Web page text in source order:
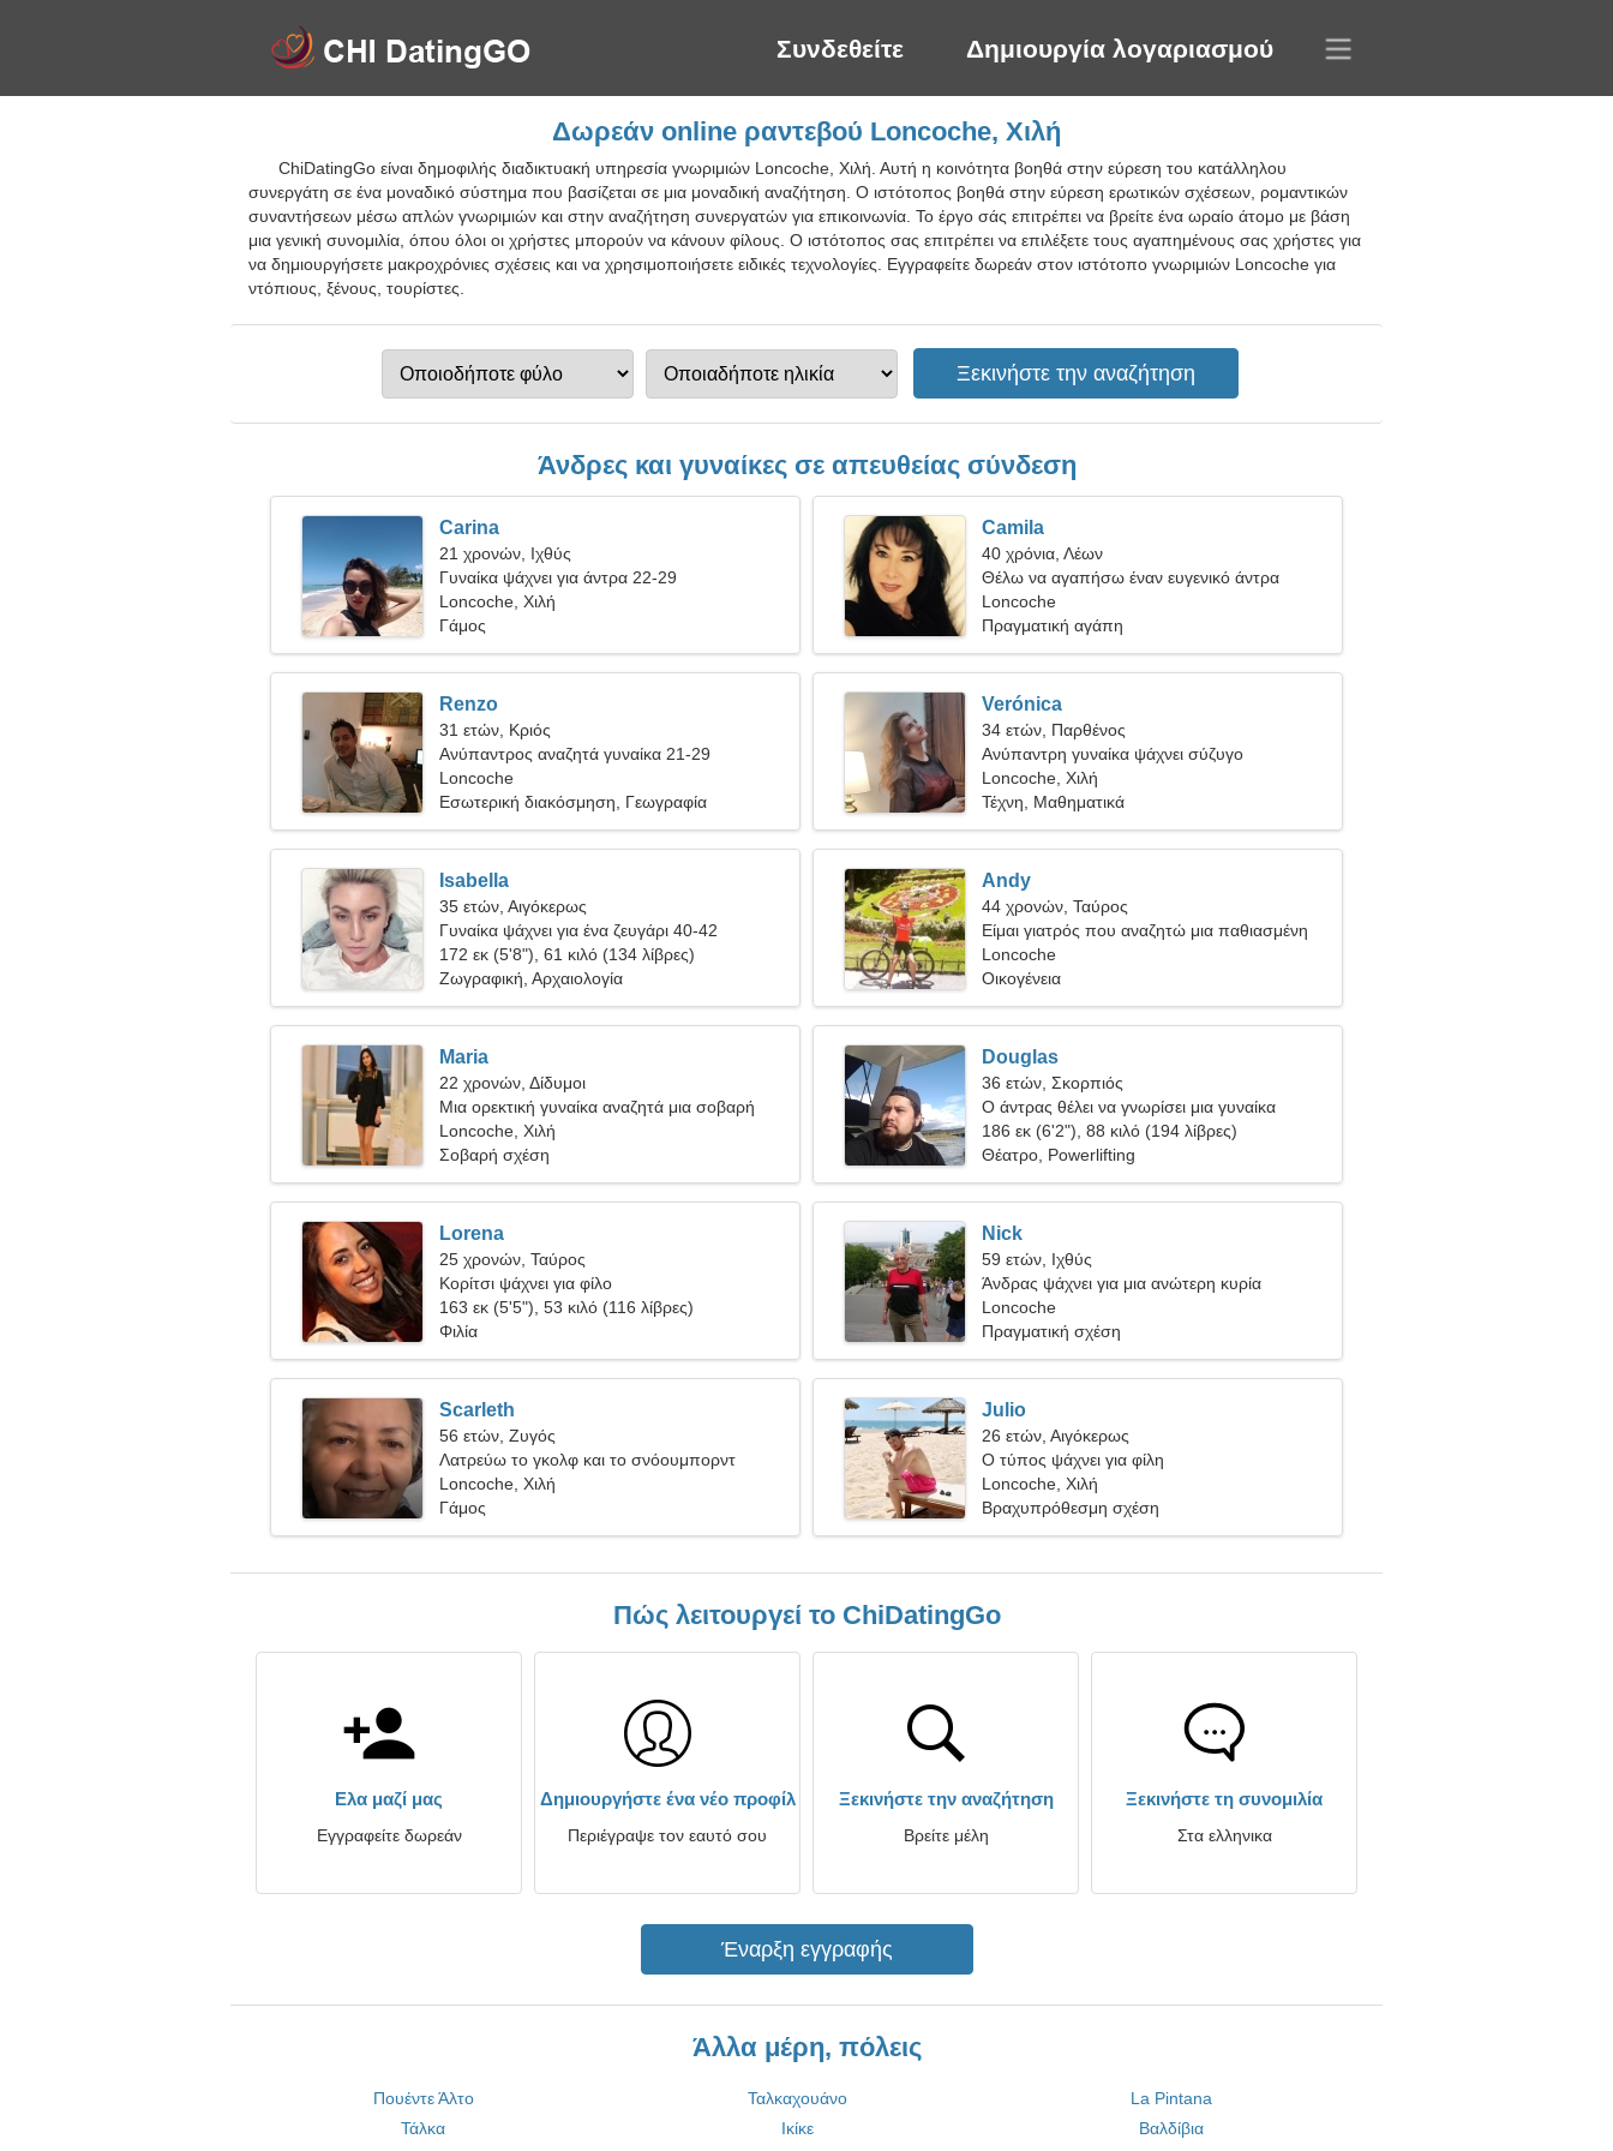
Συνδεθείτε Δημιουργία λογαριασμού
Δωρεάν online ραντεβού Loncoche, Χιλή
ChiDatingGo είναι δημοφιλής διαδικτυακή υπηρεσία γνωριμιών Loncoche, Χιλή. Αυτή η κοινότητα βοηθά στην εύρεση του κατάλληλου
συνεργάτη σε ένα μοναδικό σύστημα που βασίζεται σε μια μοναδική αναζήτηση. Ο ιστότοπος βοηθά στην εύρεση ερωτικών σχέσεων, ρομαντικών
συναντήσεων μέσω απλών γνωριμιών και στην αναζήτηση συνεργατών για επικοινωνία. Το έργο σάς επιτρέπει να βρείτε ένα ωραίο άτομο με βάση
μια γενική συνομιλία, όπου όλοι οι χρήστες μπορούν να κάνουν φίλους. Ο ιστότοπος σας επιτρέπει να επιλέξετε τους αγαπημένους σας χρήστες για
να δημιουργήσετε μακροχρόνιες σχέσεις και να χρησιμοποιήσετε ειδικές τεχνολογίες. Εγγραφείτε δωρεάν στον ιστότοπο γνωριμιών Loncoche για
ντόπιους, ξένους, τουρίστες.
Άνδρες και γυναίκες σε απευθείας σύνδεση
Carina
21 χρονών, Ιχθύς
Γυναίκα ψάχνει για άντρα 22-29
Loncoche, Χιλή
Γάμος
Camila
40 χρόνια, Λέων
Θέλω να αγαπήσω έναν ευγενικό άντρα
Loncoche
Πραγματική αγάπη
Renzo
31 ετών, Κριός
Ανύπαντρος αναζητά γυναίκα 21-29
Loncoche
Εσωτερική διακόσμηση, Γεωγραφία
Verónica
34 ετών, Παρθένος
Ανύπαντρη γυναίκα ψάχνει σύζυγο
Loncoche, Χιλή
Τέχνη, Μαθηματικά
Isabella
35 ετών, Αιγόκερως
Γυναίκα ψάχνει για ένα ζευγάρι 40-42
172 εκ (5'8"), 61 κιλό (134 λίβρες)
Ζωγραφική, Αρχαιολογία
Andy
44 χρονών, Ταύρος
Είμαι γιατρός που αναζητώ μια παθιασμένη
γυναίκα
Loncoche
Οικογένεια
Maria
22 χρονών, Δίδυμοι
Μια ορεκτική γυναίκα αναζητά μια σοβαρή
σχέση
Loncoche, Χιλή
Σοβαρή σχέση
Douglas
36 ετών, Σκορπιός
Ο άντρας θέλει να γνωρίσει μια γυναίκα
186 εκ (6'2"), 88 κιλό (194 λίβρες)
Θέατρο, Powerlifting
Lorena
25 χρονών, Ταύρος
Κορίτσι ψάχνει για φίλο
163 εκ (5'5"), 53 κιλό (116 λίβρες)
Φιλία
Nick
59 ετών, Ιχθύς
Άνδρας ψάχνει για μια ανώτερη κυρία
Loncoche
Πραγματική σχέση
Scarleth
56 ετών, Ζυγός
Λατρεύω το γκολφ και το σνόουμπορντ
Loncoche, Χιλή
Γάμος
Julio
26 ετών, Αιγόκερως
Ο τύπος ψάχνει για φίλη
Loncoche, Χιλή
Βραχυπρόθεσμη σχέση
Πώς λειτουργεί το ChiDatingGo
Ελα μαζί μας
Εγγραφείτε δωρεάν
Δημιουργήστε ένα νέο προφίλ
Περιέγραψε τον εαυτό σου
Ξεκινήστε την αναζήτηση
Βρείτε μέλη
Ξεκινήστε τη συνομιλία
Στα ελληνικα
Έναρξη εγγραφής
Άλλα μέρη, πόλεις
Πουέντε Άλτο Ταλκαχουάνο
La Pintana
Τάλκα
Ικίκε
Βαλδίβια